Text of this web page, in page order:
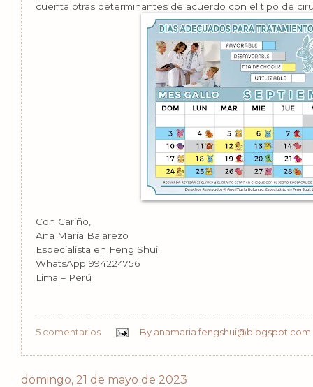
cuenta otras determinantes de acuerdo con el tipo de
Con Cariño,
Ana María Balarezo
Especialista en Feng Shui
WhatsApp 994224756
Lima – Perú
5 comentarios By anamaria.fengshui@blogspot.com
domingo, 21 de mayo de 2023